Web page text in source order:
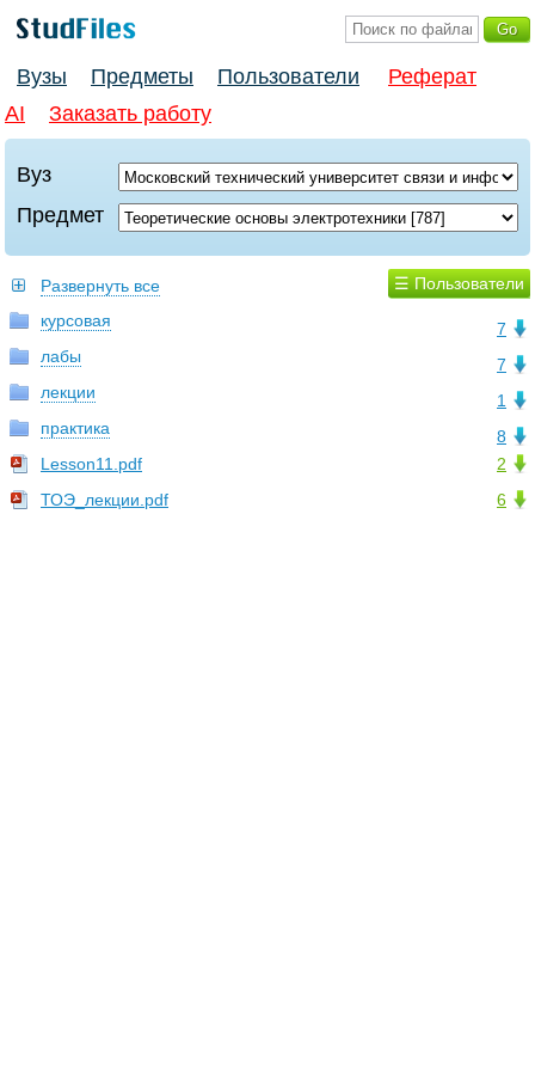
Вузы Предметы Пользователи
Реферат
AI
Заказать работу
Вуз
Предмет
☰ Пользователи
Развернуть все
7
курсовая
7
лабы
1
лекции
8
практика
2
Lesson11.pdf
6
ТОЭ_лекции.pdf